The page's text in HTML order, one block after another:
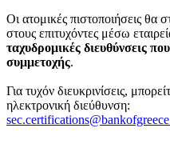
Οι ατομικές πιστοποιήσεις θα
στους επιτυχόντες μέσω
ταχυδρομικές διευθύνσεις
συμμετοχής.
Για τυχόν διευκρινίσεις,
ηλεκτρονική διεύθυνση: